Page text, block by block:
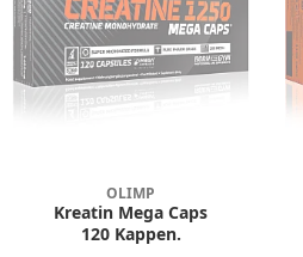
OLIMP
Kreatin Mega Caps
120 Kappen.